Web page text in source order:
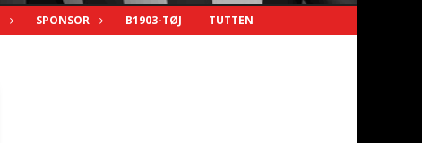
SPONSOR B1903-TØJ TUTTEN